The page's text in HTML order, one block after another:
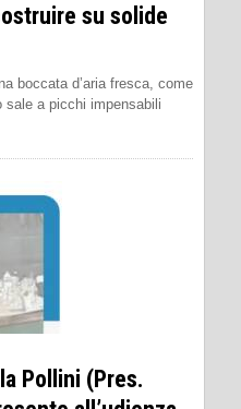
su solide
boccata d’aria fresca, come
sale a picchi impensabili
Pollini (Pres.